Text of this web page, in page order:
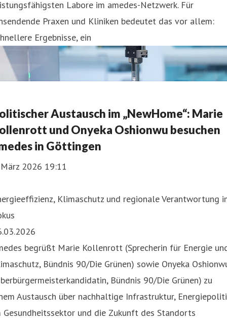
Labore im amedes-Netzwerk. Für
Praxen und Kliniken bedeutet das vor allem:
Ergebnisse, ein
Austausch im „NewHome“: Marie
und Onyeka Oshionwu besuchen
in Göttingen
2026 19:11
Klimaschutz und regionale Verantwortung
begrüßt Marie Kollenrott (Sprecherin für Energie
Bündnis 90/Die Grünen) sowie Onyeka
Bündnis 90/Die Grünen) zu
Austausch über nachhaltige Infrastruktur,
Gesundheitssektor und die Zukunft des Standorts